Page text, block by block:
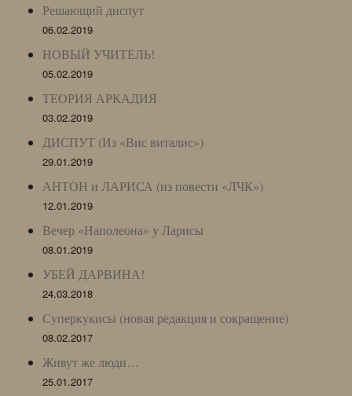
Решающий диспут
06.02.2019
НОВЫЙ УЧИТЕЛЬ!
05.02.2019
ТЕОРИЯ АРКАДИЯ
03.02.2019
ДИСПУТ (Из «Вис виталис»)
29.01.2019
АНТОН и ЛАРИСА (из повести «ЛЧК»)
12.01.2019
Вечер «Наполеона» у Ларисы
08.01.2019
УБЕЙ ДАРВИНА!
24.03.2018
Суперкукисы (новая редакция и сокращение)
08.02.2017
Живут же люди…
25.01.2017